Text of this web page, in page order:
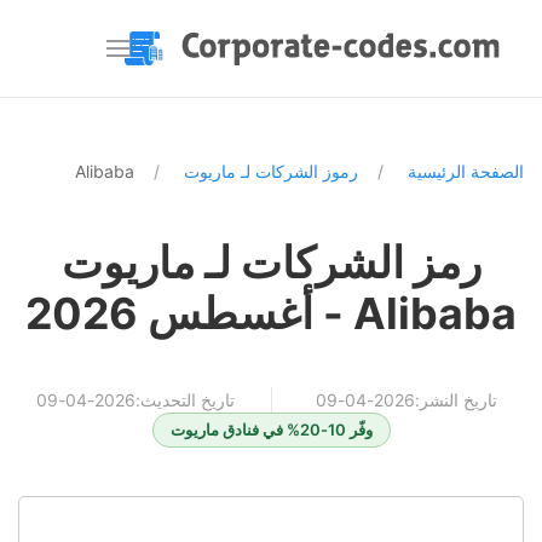
الصفحة الرئيسية رموز الشركات لـ ماريوت Alibaba
رمز الشركات لـ ماريوت
Alibaba - أغسطس 2026
تاريخ النشر:2026-04-09 تاريخ التحديث:2026-04-09
وفّر 10-20% في فنادق ماريوت